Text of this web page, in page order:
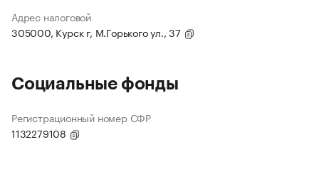
Адрес налоговой
305000, Курск г, М.Горького ул., 37
Социальные фонды
Регистрационный номер СФР
1132279108